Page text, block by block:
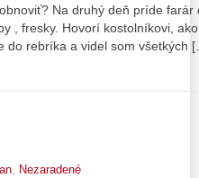
Na druhý deň príde farár
, fresky. Hovorí kostolníkovi,
do rebríka a videl som všetkých
, Nezaradené